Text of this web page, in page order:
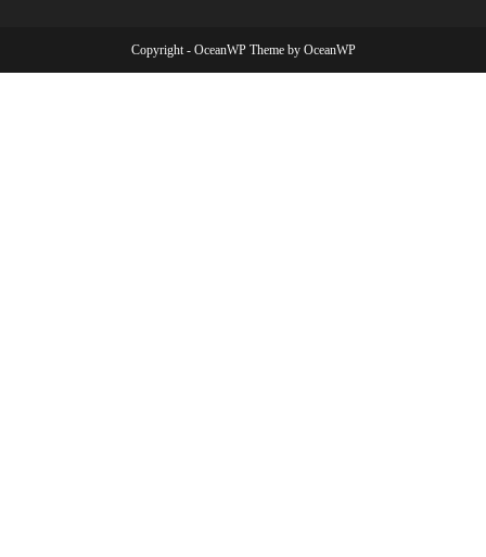
Copyright - OceanWP Theme by OceanWP